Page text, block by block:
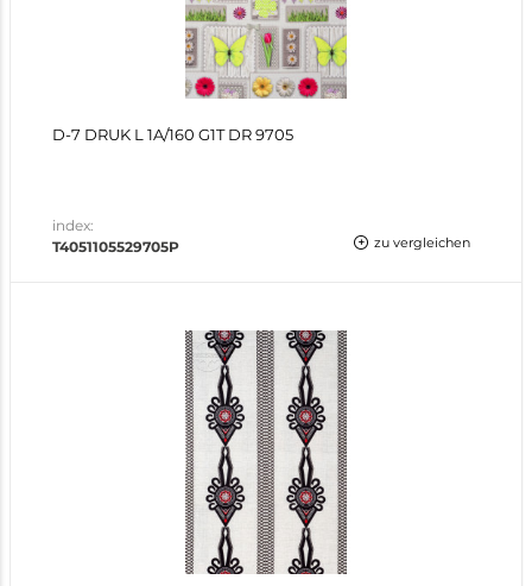
D-7 DRUK L 1A/160 G1T DR 9705
index:
T4051105529705P
zu vergleichen